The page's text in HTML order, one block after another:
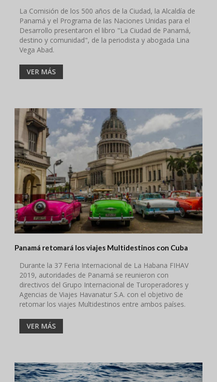
La Comisión de los 500 años de la Ciudad, la Alcaldía de
Panamá y el Programa de las Naciones Unidas para el
Desarrollo presentaron el libro "La Ciudad de Panamá,
destino y comunidad", de la periodista y abogada Lina
Vega Abad.
VER MÁS
Panamá retomará los viajes Multidestinos con Cuba
Durante la 37 Feria Internacional de La Habana FIHAV
2019, autoridades de Panamá se reunieron con
directivos del Grupo Internacional de Turoperadores y
Agencias de Viajes Havanatur S.A. con el objetivo de
retomar los viajes Multidestinos entre ambos países.
VER MÁS